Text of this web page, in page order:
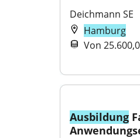
Deichmann SE
Hamburg
Von
Ausbildung